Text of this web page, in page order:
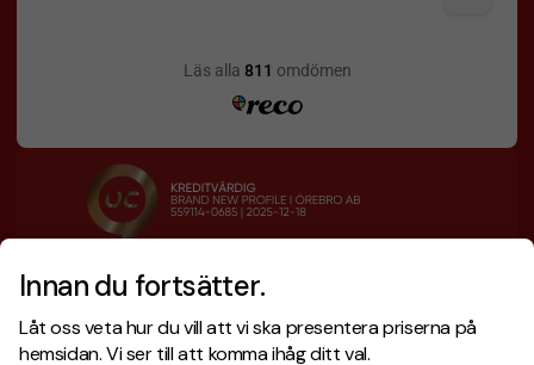
Innan du fortsätter.
Låt oss veta hur du vill att vi ska presentera priserna på
hemsidan. Vi ser till att komma ihåg ditt val.
Designskiss inom 1 h
Fri offert
Snabb leverans